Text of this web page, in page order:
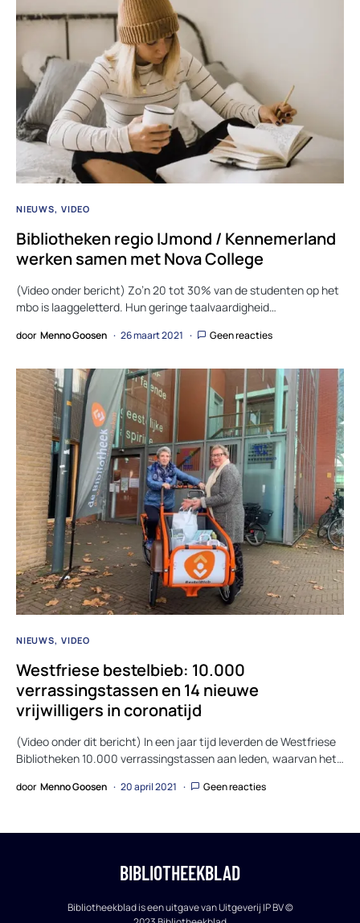
NIEUWS VIDEO
Bibliotheken regio IJmond / Kennemerland
werken samen met Nova College
(Video onder bericht) Zo’n 20 tot 30% van de studenten op het
mbo is laaggeletterd. Hun geringe taalvaardigheid…
door Menno Goosen 26 maart 2021 Geen reacties
NIEUWS VIDEO
Westfriese bestelbieb: 10.000
verrassingstassen en 14 nieuwe
vrijwilligers in coronatijd
(Video onder dit bericht) In een jaar tijd leverden de Westfriese
Bibliotheken 10.000 verrassingstassen aan leden, waarvan het…
door Menno Goosen 20 april 2021 Geen reacties
BIBLIOTHEEKBLAD
Bibliotheekblad is een uitgave van Uitgeverij IP BV ©